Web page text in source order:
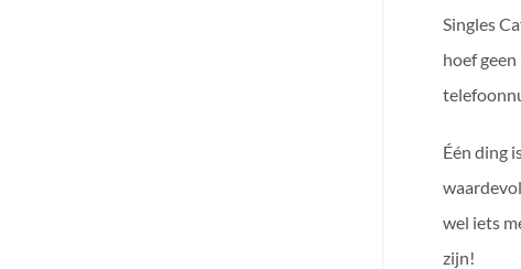
Singles
hoef
Één ding
wel iets
zijn!